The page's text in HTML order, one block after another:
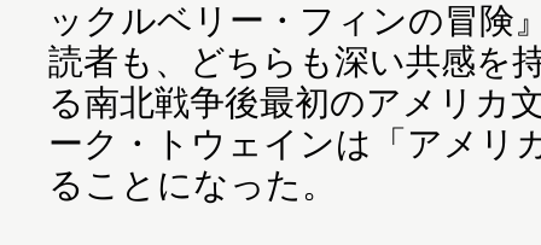
ックルベリー・フィンの冒険
読者も、どちらも深い共感を
る南北戦争後最初のアメリカ
ーク・トウェインは「アメリ
ることになった。